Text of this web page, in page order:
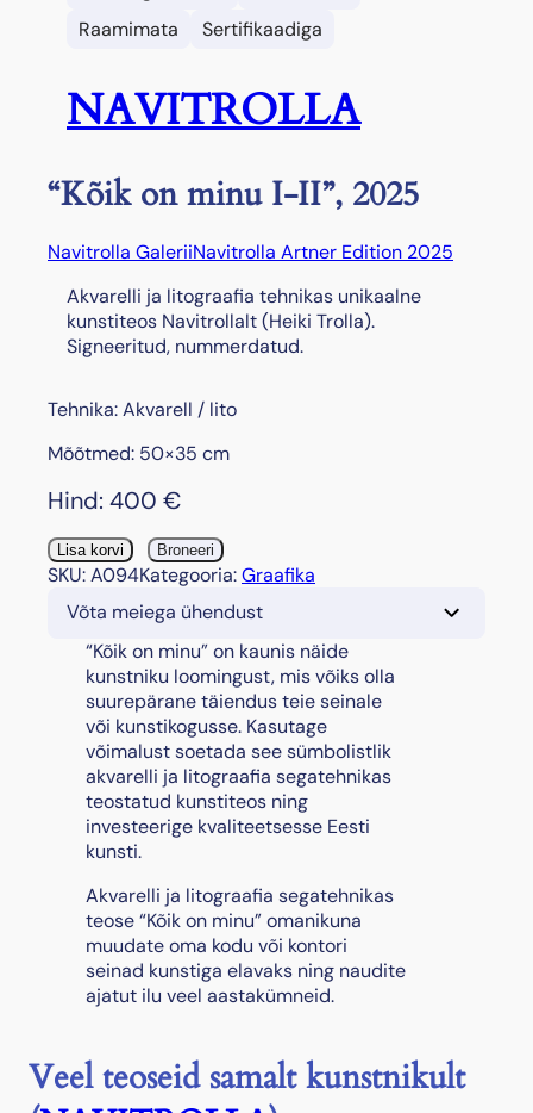
Raamimata
Sertifikaadiga
NAVITROLLA
“Kõik on minu I-II”, 2025
Navitrolla GaleriiNavitrolla Artner Edition 2025
Akvarelli ja litograafia tehnikas unikaalne
kunstiteos Navitrollalt (Heiki Trolla).
Signeeritud, nummerdatud.
Tehnika: Akvarell / lito
Mõõtmed: 50×35 cm
Hind: 400 €
"
K
k
Lisa korvi Broneeri
SKU:A094Kategooria:Graafika
Võta meiega ühendust
“Kõik on minu” on kaunis näide
kunstniku loomingust, mis võiks olla
suurepärane täiendus teie seinale
või kunstikogusse. Kasutage
võimalust soetada see sümbolistlik
akvarelli ja litograafia segatehnikas
teostatud kunstiteos ning
investeerige kvaliteetsesse Eesti
kunsti.
Akvarelli ja litograafia segatehnikas
teose “Kõik on minu” omanikuna
muudate oma kodu või kontori
seinad kunstiga elavaks ning naudite
ajatut ilu veel aastakümneid.
Veel teoseid samalt kunstnikult